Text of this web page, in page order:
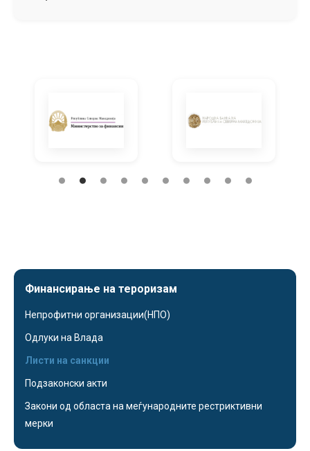
Финансирање на тероризам
Непрофитни организации(НПО)
Одлуки на Влада
Листи на санкции
Подзаконски акти
Закони од областа на меѓународните рестриктивни
мерки